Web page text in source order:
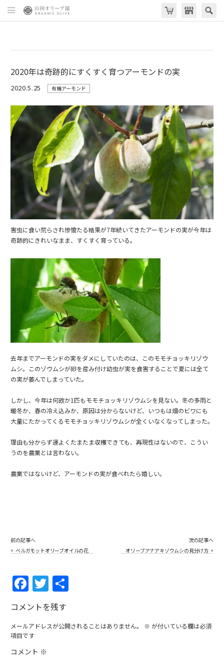
2020年は奇跡的にすくすく育つアーモンドの実
2020.5.25 有機アーモンド
害虫に食い荒らされ惨憺たる結果が7年続いてきたアーモンドの実が今年は
奇跡的にきれいなまま、すくすく育っている。
去年までアーモンドの実をダメにしていたのは、このモモチョッキリゾウ
ムシ。このゾウムシが卵を産み付け幼虫が実を食害することで夏には全て
の実が萎んでしまっていた。
しかし、今年は何故か1匹もモモチョッキリゾウムシを見ない。冬の多雨と
暖冬か、春の冷え込みか、原因は分からないけど、いつもは畑のビワにも
大量にたかってくるモモチョッキリゾウムシが全くいなくなってしまった。
理由も分からず運よくたまたま収穫できても、再現性はないので、こうい
うのを農業とは言わない。
農業ではないけど、アーモンドの実が食べれたら嬉しい。
前の記事へ
« ベルガモットオリーブオイルの花
次の記事へ
オリーブアナアキゾウムシの見分け方 »
F
a
c
e
b
T
w
itt
er
コメントを残す
メールアドレスが公開されることはありません。 ※ が付いている欄は必須
項目です
コメント ※